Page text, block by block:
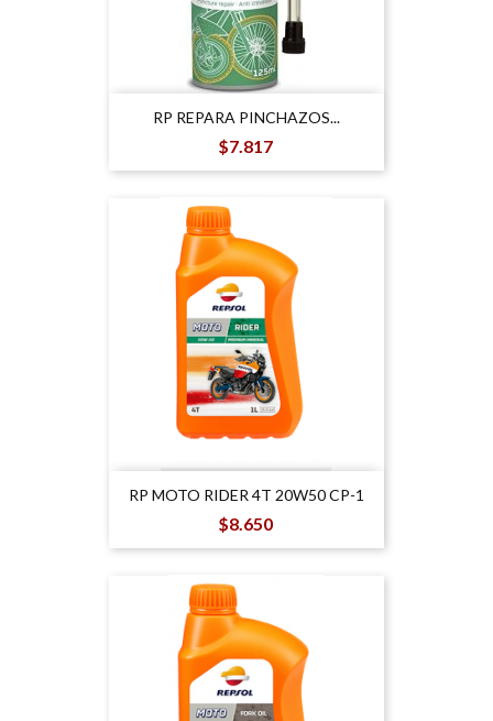
RP REPARA PINCHAZOS...
Precio
$7.817
RP MOTO RIDER 4T 20W50 CP-1
Precio
$8.650